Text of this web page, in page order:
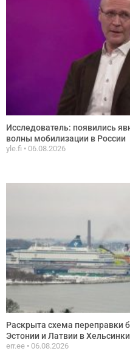
Исследователь: появились
волны мобилизации в России
yle.fi 06.08.2026
Раскрыта схема переправки
Эстонии и Латвии в Хельсинки
err.ee 06.08.2026